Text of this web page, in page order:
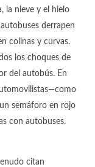
la nieve y el hielo
derrapen
colinas y curvas.
los choques de
del autobús. En
semáforo en rojo
con autobuses.
citan